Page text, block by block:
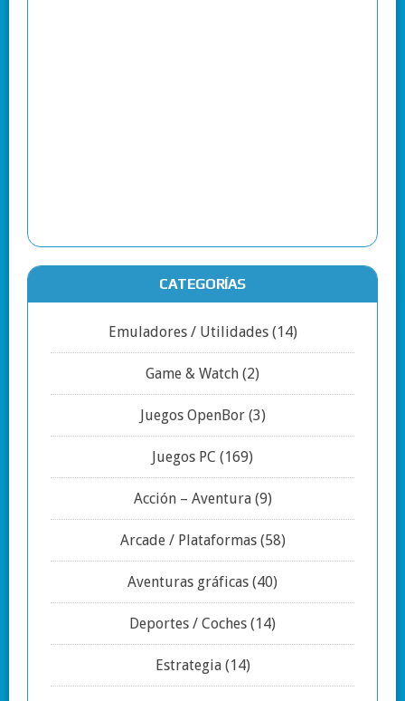
CATEGORÍAS
Emuladores / Utilidades(14)
Game & Watch (2)
Juegos OpenBor(3)
Juegos PC (169)
Acción – Aventura(9)
Arcade / Plataformas(58)
Aventuras gráficas (40)
Deportes / Coches (14)
Estrategia(14)